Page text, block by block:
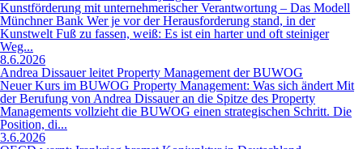
Kunstförderung mit unternehmerischer Verantwortung – Das Modell
Münchner Bank Wer je vor der Herausforderung stand, in der
Kunstwelt Fuß zu fassen, weiß: Es ist ein harter und oft steiniger
Weg...
8.6.2026
Andrea Dissauer leitet Property Management der BUWOG
Neuer Kurs im BUWOG Property Management: Was sich ändert Mit
der Berufung von Andrea Dissauer an die Spitze des Property
Managements vollzieht die BUWOG einen strategischen Schritt. Die
Position, di...
3.6.2026